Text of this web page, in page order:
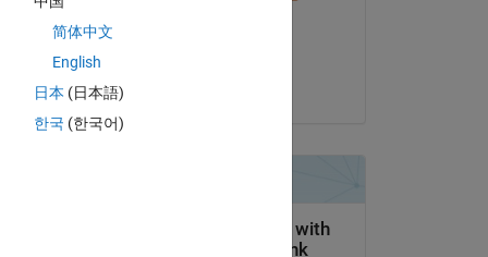
简体中文
English
日本 (日本語)
한국 (한국어)